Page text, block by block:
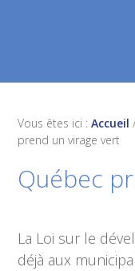
Vous êtes ici :Accueil
prend un virage vert
Québec
La Loi sur le
déjà aux